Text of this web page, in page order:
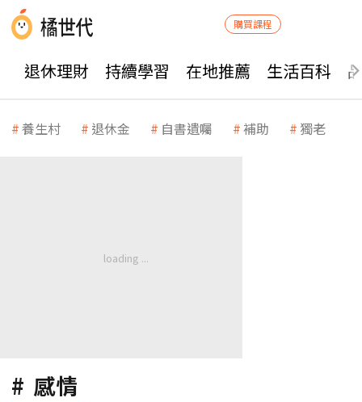
購買課程
退休理財 持續學習 在地推薦 生活百科
養生村 退休金 自書遺囑 補助 獨老
感情